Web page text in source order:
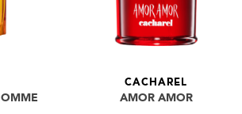
CACHAREL
AMOR AMOR